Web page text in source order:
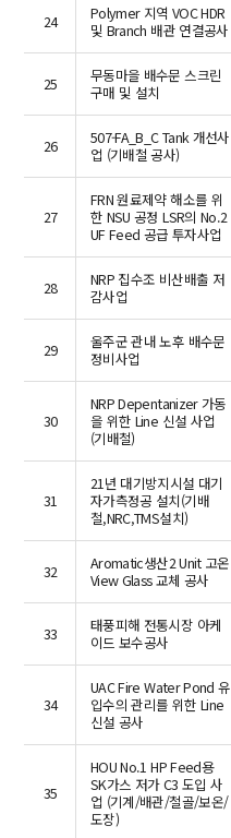
24
Polymer 지역 VOC HDR
및 Branch 배관 연결공사
25
무동마을 배수문 스크린
구매 및 설치
26
507-FA_B_C Tank 개선사
업 (기배철 공사)
27
FRN 원료제약 해소를 위
한 NSU 공정 LSR의 No.2
UF Feed 공급 투자사업
28
NRP 집수조 비산배출 저
감사업
29
울주군 관내 노후 배수문
정비사업
30
NRP Depentanizer 가동
을 위한 Line 신설 사업
(기배철)
31
21년 대기방지시설 대기
자가측정공 설치(기배
철,NRC,TMS설치)
32
Aromatic생산2 Unit 고온
View Glass 교체 공사
33
태풍피해 전통시장 아케
이드 보수공사
34
UAC Fire Water Pond 유
입수의 관리를 위한 Line
신설 공사
35
HOU No.1 HP Feed용
SK가스 저가 C3 도입 사
업 (기계/배관/철골/보온/
도장)